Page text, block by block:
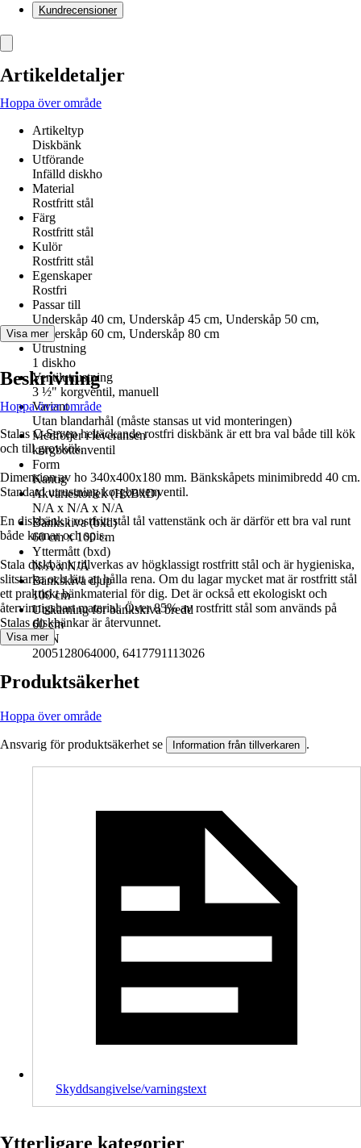
Kundrecensioner
Artikeldetaljer
Hoppa över område
Artikeltyp
Diskbänk
Utförande
Infälld diskho
Material
Rostfritt stål
Färg
Rostfritt stål
Kulör
Rostfritt stål
Egenskaper
Rostfri
Passar till
Underskåp 40 cm, Underskåp 45 cm, Underskåp 50 cm,
Underskåp 60 cm, Underskåp 80 cm
Utrustning
1 diskho
Ventilutrustning
3 ½" korgventil, manuell
Variant
Utan blandarhål (måste stansas ut vid monteringen)
Medföljer i leveransen
korgbottenventil
Form
Kantig
Akvariestorlek (HxBxD)
N/A x N/A x N/A
Bänkskiva (bxd)
60 cm x 100 cm
Yttermått (bxd)
N/A x N/A
Bänkskiva djup
100 cm
Utskärning för bänkskiva bredd
60 cm
EAN
2005128064000, 6417791113026
Visa mer
Beskrivning
Hoppa över område
Stalas C-Seven heltäckande rostfri diskbänk är ett bra val både till kök
och till grovkök.
Dimension av ho 340x400x180 mm. Bänkskåpets minimibredd 40 cm.
Standard utrustning korgbottenventil.
En diskbänk i rostfritt stål tål vattenstänk och är därför ett bra val runt
både kranar och spis.
Stala diskbänk tillverkas av högklassigt rostfritt stål och är hygieniska,
slitstarka och lätt att hålla rena. Om du lagar mycket mat är rostfritt stål
ett praktiskt bänkmaterial för dig. Det är också ett ekologiskt och
återvinnigsbart material. Över 85% av rostfritt stål som används på
Stalas diskbänkar är återvunnet.
Visa mer
Produktsäkerhet
Hoppa över område
Ansvarig för produktsäkerhet se Information från tillverkaren .
Skyddsangivelse/varningstext
Ytterligare kategorier